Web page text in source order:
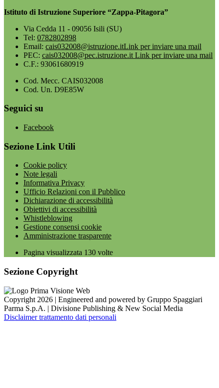
Istituto di Istruzione Superiore “Zappa-Pitagora”
Via Cedda 11 - 09056 Isili (SU)
Tel: 0782802898
Email: cais032008@istruzione.itLink per inviare una mail
PEC: cais032008@pec.istruzione.it Link per inviare una mail
C.F.: 93061680919
Cod. Mecc. CAIS032008
Cod. Un. D9E85W
Seguici su
Facebook
Sezione Link Utili
Cookie policy
Note legali
Informativa Privacy
Ufficio Relazioni con il Pubblico
Dichiarazione di accessibilità
Obiettivi di accessibilità
Whistleblowing
Gestione consensi cookie
Amministrazione trasparente
Pagina visualizzata 130 volte
Sezione Copyright
Copyright 2026 | Engineered and powered by Gruppo Spaggiari
Parma S.p.A. | Divisione Publishing & New Social Media
Disclaimer trattamento dati personali